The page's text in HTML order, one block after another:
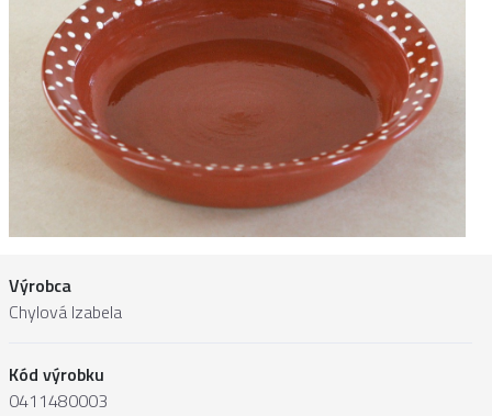
Výrobca
Chylová Izabela
Kód výrobku
0411480003